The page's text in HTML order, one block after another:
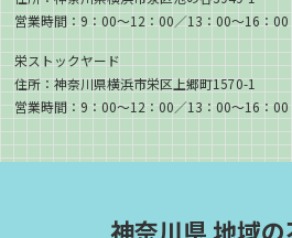
営業時間：9：00〜12：00／13：00〜16：00
栄ストックヤード
住所：神奈川県横浜市栄区上郷町1570-1
営業時間：9：00〜12：00／13：00〜16：00
神奈川県 地域